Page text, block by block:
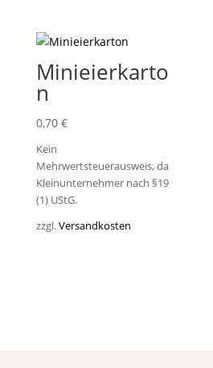
Minieierkarto
n
0,70 €
Kein
Mehrwertsteuerausweis, da
Kleinunternehmer nach §19
(1) UStG.
zzgl.Versandkosten